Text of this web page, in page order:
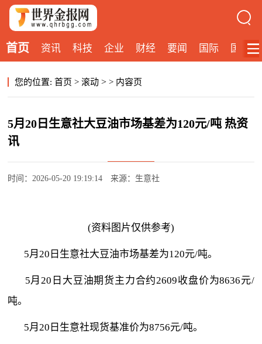
首页 资讯 科技 企业 财经 要闻 国际 国内
您的位置: 首页 > 滚动 > > 内容页
5月20日生意社大豆油市场基差为120元/吨 热资
讯
时间：2026-05-20 19:19:14 来源：生意社
(资料图片仅供参考)
5月20日生意社大豆油市场基差为120元/吨。
5月20日大豆油期货主力合约2609收盘价为8636元/
吨。
5月20日生意社现货基准价为8756元/吨。